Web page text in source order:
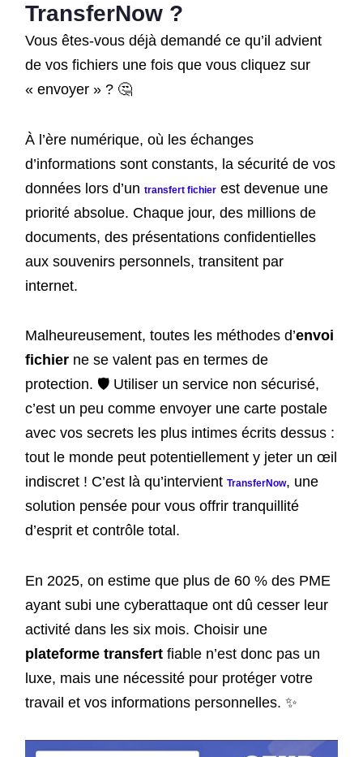
TransferNow?
Vous êtes-vous déjà demandé ce qu’il advient
de vos fichiers une fois que vous cliquez sur
« envoyer » ? 🤔
À l’ère numérique, où les échanges
d’informations sont constants, la sécurité de vos
données lors d’un transfert fichierest devenue une
priorité absolue. Chaque jour, des millions de
documents, des présentations confidentielles
aux souvenirs personnels, transitent par
internet.
Malheureusement, toutes les méthodes d’envoi
fichierne se valent pas en termes de
protection. 🛡️ Utiliser un service non sécurisé,
c’est un peu comme envoyer une carte postale
avec vos secrets les plus intimes écrits dessus :
tout le monde peut potentiellement y jeter un œil
indiscret ! C’est là qu’intervient TransferNow, une
solution pensée pour vous offrir tranquillité
d’esprit et contrôle total.
En 2025, on estime que plus de 60 % des PME
ayant subi une cyberattaque ont dû cesser leur
activité dans les six mois. Choisir une
plateforme transfertfiable n’est donc pas un
luxe, mais une nécessité pour protéger votre
travail et vos informations personnelles. ✨